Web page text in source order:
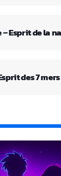
– Esprit de la
des 7 mers